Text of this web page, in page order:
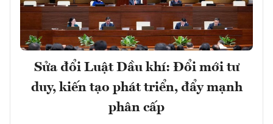
Sửa đổi Luật Dầu khí: Đổi mới tư
duy, kiến tạo phát triển, đẩy mạnh
phân cấp